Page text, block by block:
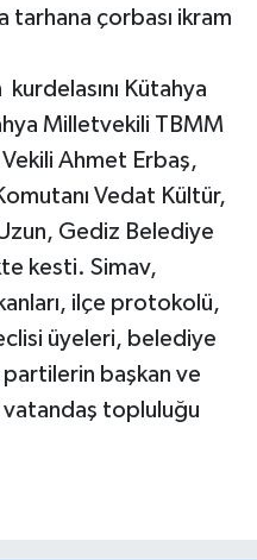
tarhana çorbası ikram
Kütahya
Milletvekili TBMM
Ahmet Erbaş,
Vedat Kültür,
Gediz Belediye
kesti. Simav,
ilçe protokolü,
üyeleri, belediye
partilerin başkan ve
vatandaş topluluğu